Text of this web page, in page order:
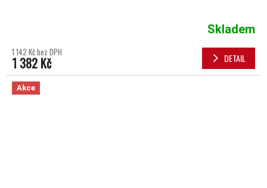
Skladem
1 142 Kč bez DPH
1 382 Kč DETAIL
Akce